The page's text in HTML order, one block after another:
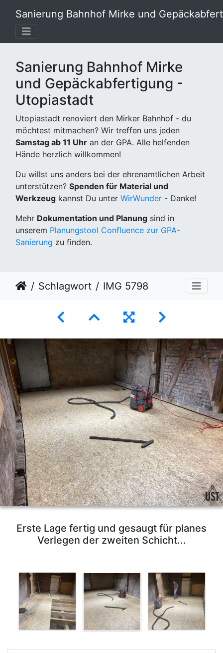
Sanierung Bahnhof Mirke und
Sanierung Bahnhof Mirke
und Gepäckabfertigung -
Utopiastadt
Utopiastadt renoviert den Mirker Bahnhof - du
möchtest mitmachen? Wir treffen uns jeden
Samstag ab 11 Uhr an der GPA. Alle helfenden
Hände herzlich willkommen!
Du willst uns anders bei der ehrenamtlichen Arbeit
unterstützen? Spenden für Material und
Werkzeug kannst Du unter WirWunder - Danke!
Mehr Dokumentation und Planung sind in
unserem Planungstool Confluence zur GPA-
Sanierung zu finden.
Schlagwort IMG 5798
Erste Lage fertig und gesaugt für planes
Verlegen der zweiten Schicht...